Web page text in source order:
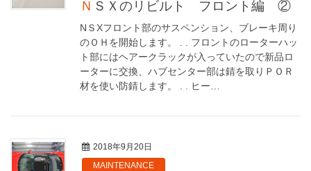
ＮＳＸのリビルト フロント編 ②
NＳXフロント部のサスペンション、ブレーキ周り
のＯＨを開始します。 . . フロントのローターハッ
ト部にはヘアークラックが入っていたので新品ロ
ーターに交換、ハブセンター部は錆を取りＰＯＲ
材を使い防錆します。 . . ヒー…
2018年9月20日
MAINTENANCE